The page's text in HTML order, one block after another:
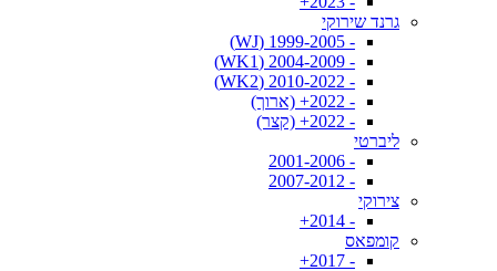
גרנד שירוקי
- 1999-2005 (WJ)
- 2004-2009 (WK1)
- 2010-2022 (WK2)
- 2022+ (ארוך)
- 2022+ (קצר)
ליברטי
- 2001-2006
- 2007-2012
צירוקי
- 2014+
קומפאס
- 2017+